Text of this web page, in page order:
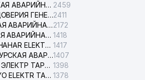
ЧИЛАНЗАРСКАЯ АВАРИЙНАЯ СЛУЖБА ЭЛЕКТРОСЕТИ 2459
ТЕЛЕФОНЫ ДОВЕРИЯ ГЕНЕРАЛЬНОЙ ПРОКУРАТУРЫ РЕСПУБЛИКИ УЗБЕКИСТАН2411
АЛМАЗАРСКАЯ АВАРИЙНАЯ СЛУЖБА ЭЛЕКТРОСЕТИ2172
УЧТЕПИНСКАЯ АВАРИЙНАЯ СЛУЖБА ЭЛЕКТРОСЕТИ 1418
TOSHKENT SHAHAR ELEKTR TARMOQLARI KORXONASI АО 1417
ШАЙХАНТАХУРСКАЯ АВАРИЙНАЯ СЛУЖБА ЭЛЕКТРОСЕТИ1407
САМАРКАНД ЭЛЕКТР ТАРМОКЛАРИ АО 1398
SURHONDARYO ELEKTR TARMOKLARI АО 1378